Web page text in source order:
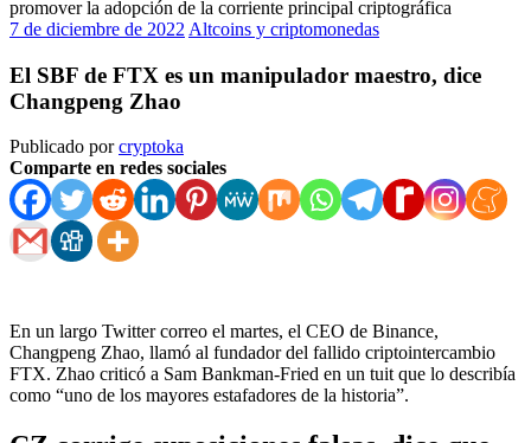
7 de diciembre de 2022 Altcoins y criptomonedas
El SBF de FTX es un manipulador maestro, dice
Changpeng Zhao
Publicado porcryptoka
Comparte en redes sociales
En un largo Twittercorreo el martes, el CEO de Binance,
Changpeng Zhao, llamó al fundador del fallido criptointercambio
FTX. Zhao criticó a Sam Bankman-Fried en un tuit que lo describía
como “uno de los mayores estafadores de la historia”.